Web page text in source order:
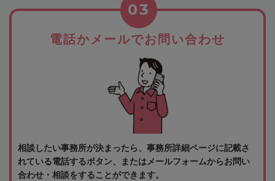
電話かメールでお問い合わせ
03
相談したい事務所が決まったら、事務所詳細ページに記載さ
れている電話するボタン、またはメールフォームからお問い
合わせ・相談をすることができます。